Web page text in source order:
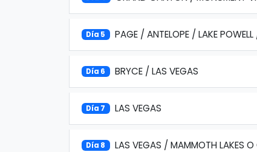
Día 5 PAGE / ANTELOPE / LAKE
Día 6 BRYCE / LAS VEGAS
Día 7 LAS VEGAS
Día 8 LAS VEGAS / MAMMOTH LAKES O